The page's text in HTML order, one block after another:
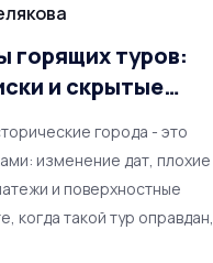
горящих туров:
и скрытые
города - это
изменение дат, плохие
и поверхностные
когда такой тур